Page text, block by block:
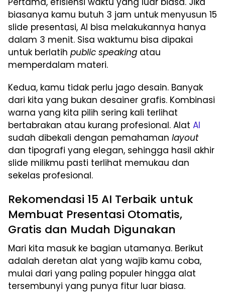
biasanya kamu butuh 3 jam untuk menyusun 15
slide presentasi, AI bisa melakukannya hanya
dalam 3 menit. Sisa waktumu bisa dipakai
untuk berlatih public speaking atau
memperdalam materi.
Kedua, kamu tidak perlu jago desain. Banyak
dari kita yang bukan desainer grafis. Kombinasi
warna yang kita pilih sering kali terlihat
bertabrakan atau kurang profesional. Alat AI
sudah dibekali dengan pemahaman layout
dan tipografi yang elegan, sehingga hasil akhir
slide milikmu pasti terlihat memukau dan
sekelas profesional.
Rekomendasi 15 AI Terbaik untuk
Membuat Presentasi Otomatis,
Gratis dan Mudah Digunakan
Mari kita masuk ke bagian utamanya. Berikut
adalah deretan alat yang wajib kamu coba,
mulai dari yang paling populer hingga alat
tersembunyi yang punya fitur luar biasa.